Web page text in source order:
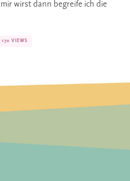
wirst dann begreife ich die
170 VIEWS